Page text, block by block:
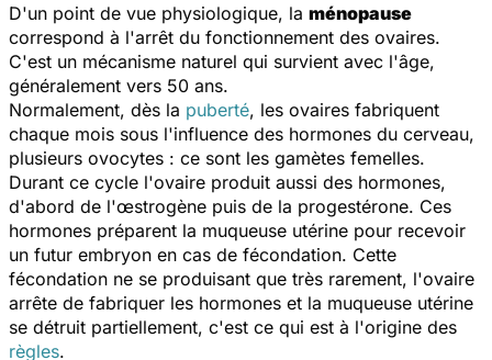
D'un point de vue physiologique, la ménopause
correspond à l'arrêt du fonctionnement des ovaires.
C'est un mécanisme naturel qui survient avec l'âge,
généralement vers 50 ans.
Normalement, dès la puberté, les ovaires fabriquent
chaque mois sous l'influence des hormones du cerveau,
plusieurs ovocytes : ce sont les gamètes femelles.
Durant ce cycle l'ovaire produit aussi des hormones,
d'abord de l'œstrogène puis de la progestérone. Ces
hormones préparent la muqueuse utérine pour recevoir
un futur embryon en cas de fécondation. Cette
fécondation ne se produisant que très rarement, l'ovaire
arrête de fabriquer les hormones et la muqueuse utérine
se détruit partiellement, c'est ce qui est à l'origine des
règles.